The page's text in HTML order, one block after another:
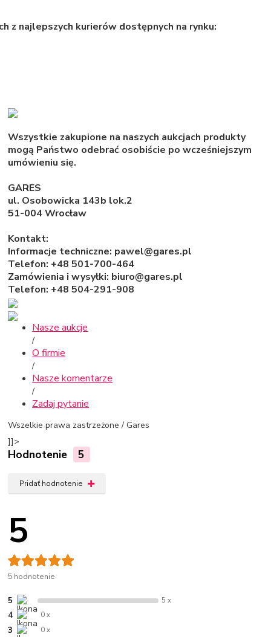
z najlepszych kurierów dostępnych na rynku:
Wszystkie zakupione na naszych aukcjach produkty
mogą Państwo odebrać osobiście po wcześniejszym
umówieniu się.
GARES
ul. Osobowicka 143b lok.2
51-004 Wrocław
Kontakt:
Informacje techniczne: pawel@gares.pl
Telefon: +48 501-700-464
Zamówienia i wysyłki: biuro@gares.pl
Telefon: +48 504-291-908
Nasze aukcje
/
O firmie
/
Nasze komentarze
/
Zadaj pytanie
Wszelkie prawa zastrzeżone / Gares
]]>
Hodnotenie 5
Pridať hodnotenie
5
5 hodnotenie
5 5 x
4 0 x
3 0 x